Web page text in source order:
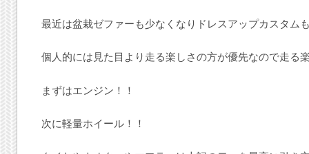
最近は盆栽ゼファーも少なくなりドレスアップカスタム
個人的には見た目より走る楽しさの方が優先なので走る
まずはエンジン！！
次に軽量ホイール！！